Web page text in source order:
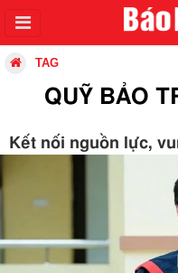
TAG
QUỸ BẢO
Kết nối nguồn lực,